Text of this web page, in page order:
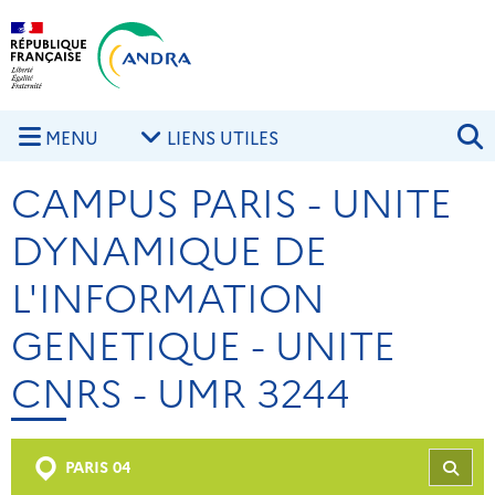
Aller au contenu principal
MENU LIENS UTILES
CAMPUS PARIS - UNITE
DYNAMIQUE DE
L'INFORMATION
GENETIQUE - UNITE
CNRS - UMR 3244
PARIS 04